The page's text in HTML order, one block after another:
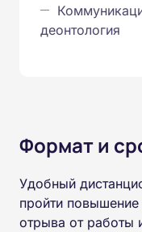
деонтология
Формат и
Удобный
пройти
отрыва от работы